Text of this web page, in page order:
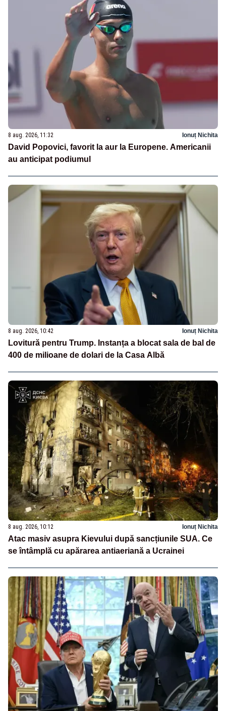
8 aug. 2026, 11:32 Ionuț Nichita
David Popovici, favorit la aur la Europene. Americanii
au anticipat podiumul
8 aug. 2026, 10:42 Ionuț Nichita
Lovitură pentru Trump. Instanța a blocat sala de bal de
400 de milioane de dolari de la Casa Albă
8 aug. 2026, 10:12 Ionuț Nichita
Atac masiv asupra Kievului după sancțiunile SUA. Ce
se întâmplă cu apărarea antiaeriană a Ucrainei